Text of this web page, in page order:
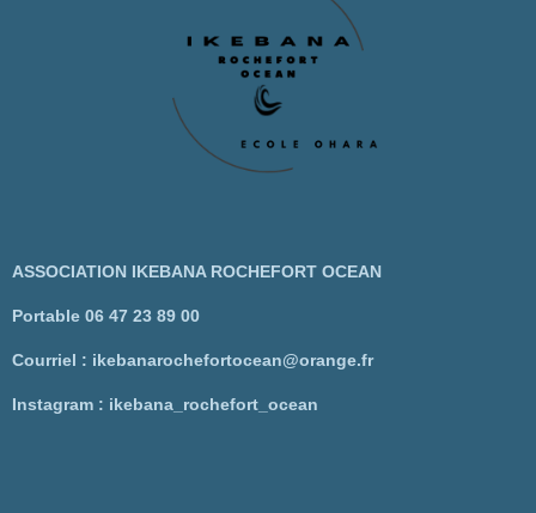
ASSOCIATION IKEBANA ROCHEFORT OCEAN
Portable 06 47 23 89 00
Courriel : ikebanarochefortocean@orange.fr
Instagram : ikebana_rochefort_ocean